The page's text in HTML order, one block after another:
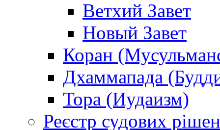
Ветхий Завет
Новый Завет
Коран
Дхаммапада
Тора (Иудаизм)
Реєстр судових